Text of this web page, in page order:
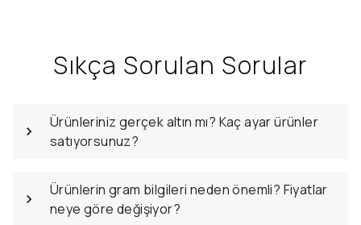
Sıkça Sorulan Sorular
Ürünleriniz gerçek altın mı? Kaç ayar ürünler
satıyorsunuz?
Ürünlerin gram bilgileri neden önemli? Fiyatlar
neye göre değişiyor?